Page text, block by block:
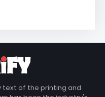
text of the printing and